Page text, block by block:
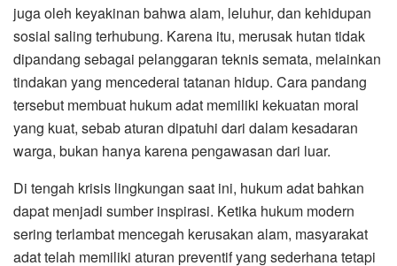
juga oleh keyakinan bahwa alam, leluhur, dan kehidupan
sosial saling terhubung. Karena itu, merusak hutan tidak
dipandang sebagai pelanggaran teknis semata, melainkan
tindakan yang mencederai tatanan hidup. Cara pandang
tersebut membuat hukum adat memiliki kekuatan moral
yang kuat, sebab aturan dipatuhi dari dalam kesadaran
warga, bukan hanya karena pengawasan dari luar.
Di tengah krisis lingkungan saat ini, hukum adat bahkan
dapat menjadi sumber inspirasi. Ketika hukum modern
sering terlambat mencegah kerusakan alam, masyarakat
adat telah memiliki aturan preventif yang sederhana tetapi